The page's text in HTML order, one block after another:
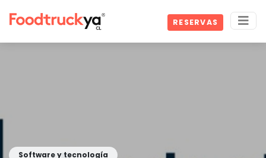
RESERVAS
Software y tecnología